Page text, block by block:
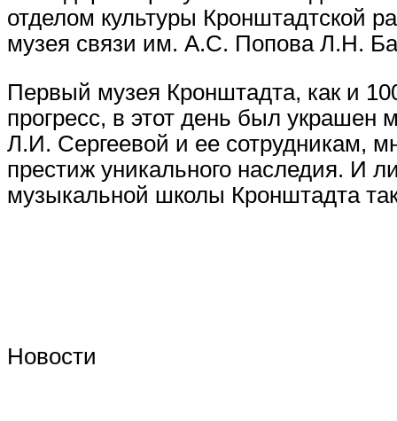
отделом культуры Кронштадтской
музея связи им. А.С. Попова Л.Н.
Первый музея Кронштадта, как и
прогресс, в этот день был украшен
Л.И. Сергеевой и ее сотрудникам,
престиж уникального наследия. И
музыкальной школы Кронштадта
Новости